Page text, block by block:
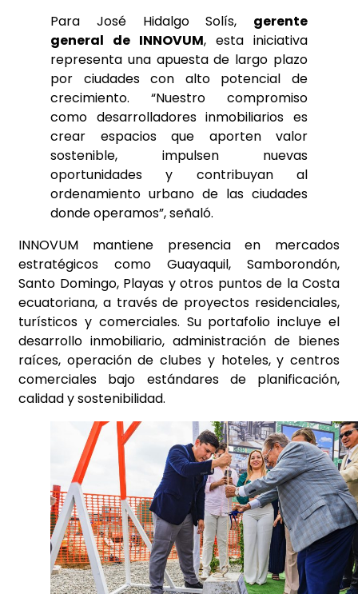
Para José Hidalgo Solís, gerente
general de INNOVUM, esta iniciativa
representa una apuesta de largo plazo
por ciudades con alto potencial de
crecimiento. “Nuestro compromiso
como desarrolladores inmobiliarios es
crear espacios que aporten valor
sostenible, impulsen nuevas
oportunidades y contribuyan al
ordenamiento urbano de las ciudades
donde operamos”, señaló.
INNOVUM mantiene presencia en mercados
estratégicos como Guayaquil, Samborondón,
Santo Domingo, Playas y otros puntos de la Costa
ecuatoriana, a través de proyectos residenciales,
turísticos y comerciales. Su portafolio incluye el
desarrollo inmobiliario, administración de bienes
raíces, operación de clubes y hoteles, y centros
comerciales bajo estándares de planificación,
calidad y sostenibilidad.